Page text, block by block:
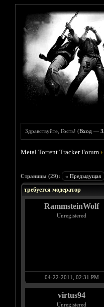
Здравствуйте, Гость! (Вход —
Metal Torrent Tracker Forum ›
Страницы (29): « Предыдущая
Голосов: 5 -
1
2
3
4
5
требуется модератор
RammsteinWolf
Unregistered
04-22-2011, 02:31 PM
virtus94
Unregistered